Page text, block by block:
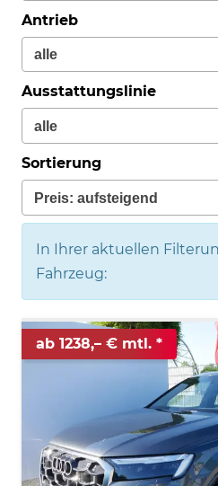
Antrieb
Ausstattungslinie
Sortierung
In Ihrer aktuellen
Fahrzeug:
ab 1238,– € mtl.